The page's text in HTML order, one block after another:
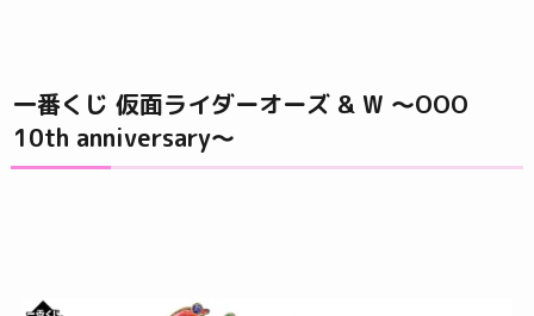
一番くじ 仮面ライダーオーズ & W ～OOO
10th anniversary～